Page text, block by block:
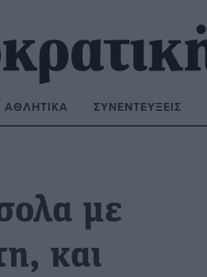
ΑΘΛΗΤΙΚΆ ΣΥΝΕΝΤΕΎΞΕΙΣ
με
και